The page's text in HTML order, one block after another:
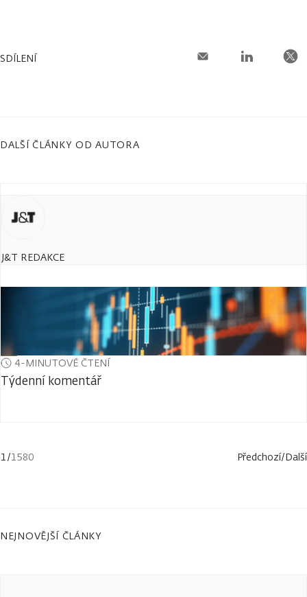
SDÍLENÍ
DALŠÍ ČLÁNKY OD AUTORA
J&T REDAKCE
4-MINUTOVÉ ČTENÍ
Týdenní komentář
1/1580 Předchozí/Další
NEJNOVĚJŠÍ ČLÁNKY